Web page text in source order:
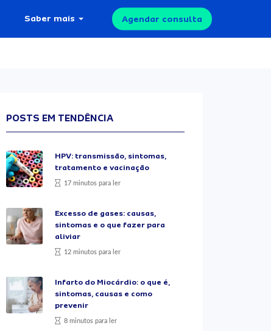
Saber mais Agendar consulta
POSTS EM TENDÊNCIA
HPV: transmissão, sintomas,
tratamento e vacinação
17 minutos para ler
Excesso de gases: causas,
sintomas e o que fazer para
aliviar
12 minutos para ler
Infarto do Miocárdio: o que é,
sintomas, causas e como
prevenir
8 minutos para ler